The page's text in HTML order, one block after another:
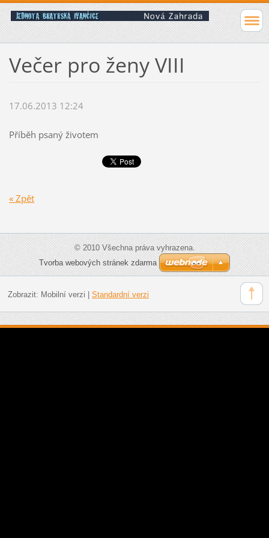
Večer pro ženy VIII
17.06.2013 12:24
Příběh psaný životem
« Zpět
© 2010 Všechna práva vyhrazena.
Tvorba webových stránek zdarma
Zobrazit: Mobilní verzi Standardní verzi